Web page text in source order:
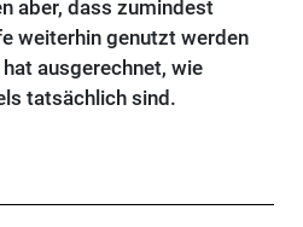
aber, dass zumindest
weiterhin genutzt werden
hat ausgerechnet, wie
tatsächlich sind.